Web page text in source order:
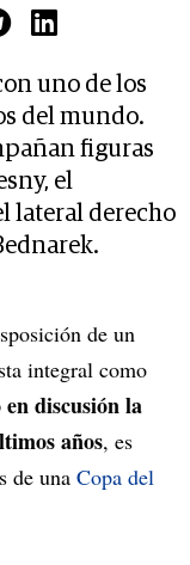
uno de los
del mundo.
figuras
el
lateral derecho
de un
integral como
en discusión la
años, es
de una Copa del